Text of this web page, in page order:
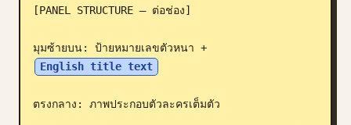
[PANEL STRUCTURE – ต่อช่อง]
มุมซ้ายบน: ป้ายหมายเลขตัวหนา +
English title text
ตรงกลาง: ภาพประกอบตัวละครเต็มตัว